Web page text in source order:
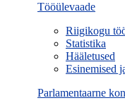
Tööülevaade
Riigikogu
Statistika
Hääletused
Esinemised
Parlamentaarne